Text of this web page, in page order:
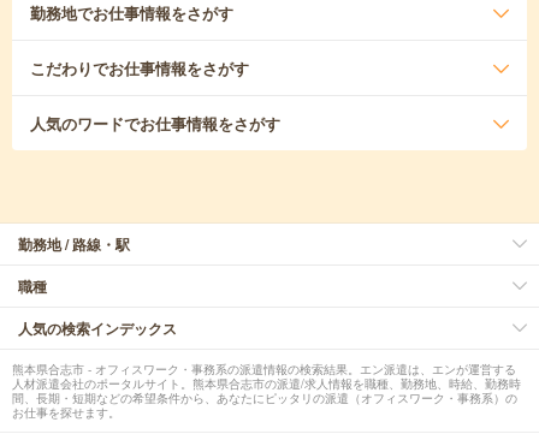
勤務地でお仕事情報をさがす
こだわりでお仕事情報をさがす
人気のワードでお仕事情報をさがす
勤務地 / 路線・駅
職種
人気の検索インデックス
熊本県合志市 - オフィスワーク・事務系の派遣情報の検索結果。エン派遣は、エンが運営する
人材派遣会社のポータルサイト。熊本県合志市の派遣/求人情報を職種、勤務地、時給、勤務時
間、長期・短期などの希望条件から、あなたにピッタリの派遣（オフィスワーク・事務系）の
お仕事を探せます。